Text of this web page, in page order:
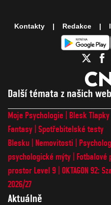
Další témata z našich
Moje Psychologie Blesk Tlapky
Fantasy Spotřebitelské testy
Blesku
Nemovitosti
psychologické mýty
Fotbalové
prostor Level 9 OKTAGON 92:
2026/27
Aktuálně
Kontakty Redakce